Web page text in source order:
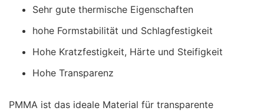
Sehr gute thermische Eigenschaften
hohe Formstabilität und Schlagfestigkeit
Hohe Kratzfestigkeit, Härte und Steifigkeit
Hohe Transparenz
PMMA ist das ideale Material für transparente